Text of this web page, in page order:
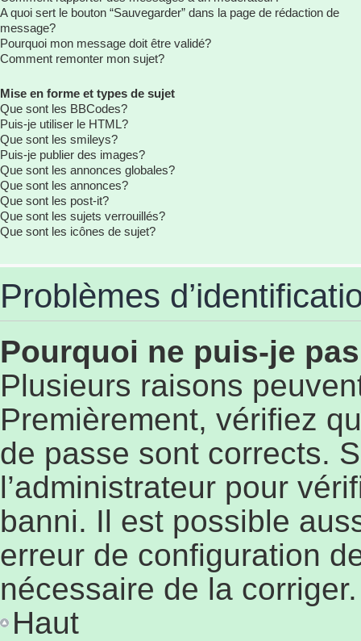
A quoi sert le bouton “Sauvegarder” dans la page de rédaction de
message?
Pourquoi mon message doit être validé?
Comment remonter mon sujet?
Mise en forme et types de sujet
Que sont les BBCodes?
Puis-je utiliser le HTML?
Que sont les smileys?
Puis-je publier des images?
Que sont les annonces globales?
Que sont les annonces?
Que sont les post-it?
Que sont les sujets verrouillés?
Que sont les icônes de sujet?
Problèmes
Pourquoi ne puis-je
Plusieurs raisons
Premièrement, vérifiez
de passe sont corrects.
l’administrateur pour
banni. Il est possible
erreur de configuration
nécessaire de la corriger.
Haut